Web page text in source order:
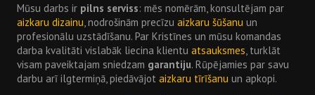
Mūsu darbs ir pilns serviss: mēs nomērām, konsultējam par
aizkaru dizainu , nodrošinām precīzuaizkaru šūšanu un
profesionālu uzstādīšanu. Par Kristīnes un mūsu komandas
darba kvalitāti vislabāk liecina klientuatsauksmes , turklāt
visam paveiktajam sniedzam garantiju. Rūpējamies par savu
darbu arī ilgtermiņā, piedāvājotaizkaru tīrīšanu un apkopi.